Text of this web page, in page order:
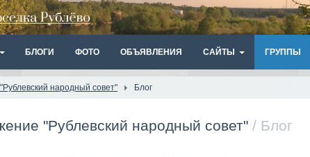
БЛОГИ ФОТО ОБЪЯВЛЕНИЯ САЙТЫ ГРУППЫ
народный совет" Блог
"Рублевский народный совет" / Блог